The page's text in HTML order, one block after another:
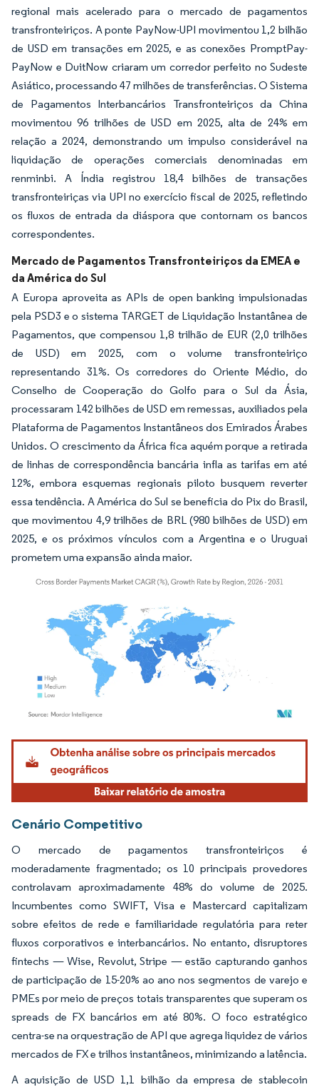
regional mais acelerado para o mercado de pagamentos
transfronteiriços. A ponte PayNow-UPI movimentou 1,2 bilhão
de USD em transações em 2025, e as conexões PromptPay-
PayNow e DuitNow criaram um corredor perfeito no Sudeste
Asiático, processando 47 milhões de transferências. O Sistema
de Pagamentos Interbancários Transfronteiriços da China
movimentou 96 trilhões de USD em 2025, alta de 24% em
relação a 2024, demonstrando um impulso considerável na
liquidação de operações comerciais denominadas em
renminbi. A Índia registrou 18,4 bilhões de transações
transfronteiriças via UPI no exercício fiscal de 2025, refletindo
os fluxos de entrada da diáspora que contornam os bancos
correspondentes.
Mercado de Pagamentos Transfronteiriços da EMEA e
da América do Sul
A Europa aproveita as APIs de open banking impulsionadas
pela PSD3 e o sistema TARGET de Liquidação Instantânea de
Pagamentos, que compensou 1,8 trilhão de EUR (2,0 trilhões
de USD) em 2025, com o volume transfronteiriço
representando 31%. Os corredores do Oriente Médio, do
Conselho de Cooperação do Golfo para o Sul da Ásia,
processaram 142 bilhões de USD em remessas, auxiliados pela
Plataforma de Pagamentos Instantâneos dos Emirados Árabes
Unidos. O crescimento da África fica aquém porque a retirada
de linhas de correspondência bancária infla as tarifas em até
12%, embora esquemas regionais piloto busquem reverter
essa tendência. A América do Sul se beneficia do Pix do Brasil,
que movimentou 4,9 trilhões de BRL (980 bilhões de USD) em
2025, e os próximos vínculos com a Argentina e o Uruguai
prometem uma expansão ainda maior.
Imagem © Mordor Intelligence. O reuso requer atribuição conforme CC BY 4.0.
Cenário Competitivo
O mercado de pagamentos transfronteiriços é
moderadamente fragmentado; os 10 principais provedores
controlavam aproximadamente 48% do volume de 2025.
Incumbentes como SWIFT, Visa e Mastercard capitalizam
sobre efeitos de rede e familiaridade regulatória para reter
fluxos corporativos e interbancários. No entanto, disruptores
fintechs — Wise, Revolut, Stripe — estão capturando ganhos
de participação de 15-20% ao ano nos segmentos de varejo e
PMEs por meio de preços totais transparentes que superam os
spreads de FX bancários em até 80%. O foco estratégico
centra-se na orquestração de API que agrega liquidez de vários
mercados de FX e trilhos instantâneos, minimizando a latência.
A aquisição de USD 1,1 bilhão da empresa de stablecoin